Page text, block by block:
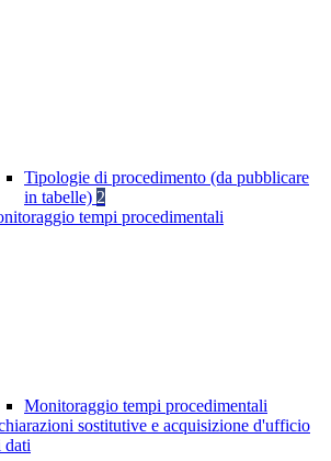
Tipologie di procedimento (da pubblicare
in tabelle) 2
tempi procedimentali
Monitoraggio tempi procedimentali
sostitutive e acquisizione d'ufficio
dati